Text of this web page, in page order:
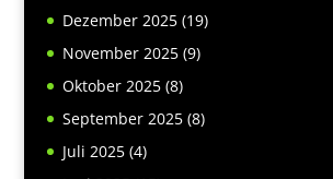
Dezember 2025(19)
November 2025(9)
Oktober 2025(8)
September 2025(8)
Juli 2025(4)